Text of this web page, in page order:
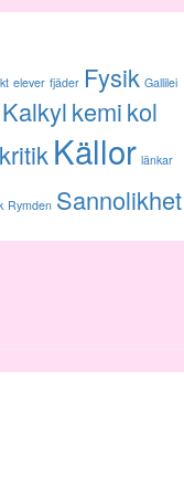
elever fjäder Fysik Gallilei
Kalkylkemikol
Källor länkar
Rymden Sannolikhet